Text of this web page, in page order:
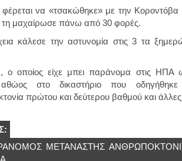
να «τσακώθηκε» με την
τη μαχαίρωσε πάνω από 30 φορές.
κάλεσε την αστυνομία στις 3 τα
ο οποίος είχε μπει παράνομα στις ΗΠΑ
στο δικαστήριο που οδηγήθηκε
πρώτου και δεύτερου βαθμού και άλλες
ΜΕΤΑΝΆΣΤΗΣ